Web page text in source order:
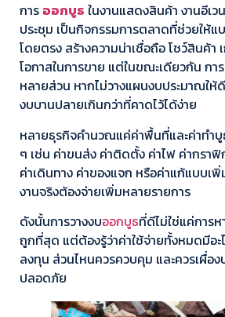
การ ออกบูธ ในงานแสดงสินค้า งานอีเ
ประชุม เป็นกิจกรรมการตลาดที่ช่วยให้
โดยตรง สร้างความน่าเชื่อถือ โชว์สินค้า
โอกาสในการขาย แต่ในขณะเดียวกัน การ
หลายส่วน หากไม่วางแผนงบประมาณให้
งบบานปลายเกินกว่าที่คาดไว้ได้ง่าย
หลายธุรกิจคำนวณแค่ค่าพื้นที่และค่าทำ
ๆ เช่น ค่าขนส่ง ค่าติดตั้ง ค่าไฟ ค่ากรา
ค่าเดินทาง ค่าของแจก หรือค่าแก้แบบเพิ่
งานจริงต้องจ่ายเพิ่มหลายรายการ
ดังนั้นการวางงบออกบูธที่ดีไม่ใช่แค่การ
ถูกที่สุด แต่ต้องรู้ว่าค่าใช้จ่ายทั้งหมดมีอะ
ลงทุน ส่วนไหนควรควบคุม และควรเผื่อง
ปลอดภัย